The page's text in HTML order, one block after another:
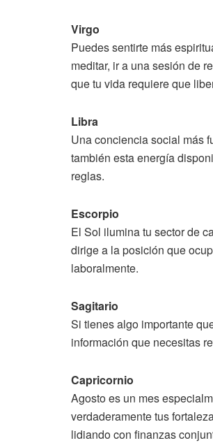
Virgo
Puedes sentirte más
meditar, ir a una sesión de
que tu vida requiere que
Libra
Una conciencia social más
también esta energía
reglas.
Escorpio
El Sol ilumina tu sector de
dirige a la posición que
laboralmente.
Sagitario
Si tienes algo importante
información que necesitas
Capricornio
Agosto es un mes
verdaderamente tus
lidiando con finanzas